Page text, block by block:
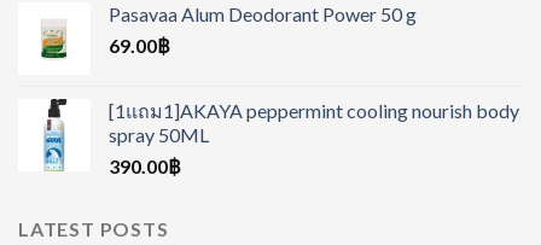
Pasavaa Alum Deodorant Power 50 g
69.00฿
[1แถม1]AKAYA peppermint cooling nourish body
spray 50ML
390.00฿
LATEST POSTS